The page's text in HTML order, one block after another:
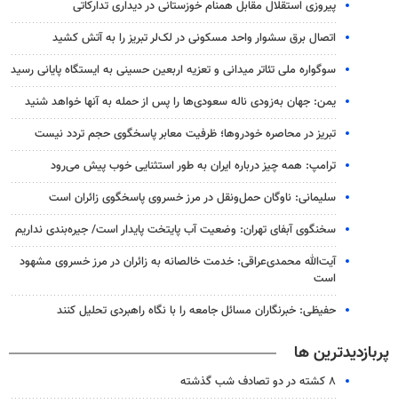
پیروزی استقلال مقابل همنام خوزستانی در دیداری تدارکاتی
اتصال برق سشوار واحد مسکونی در لک‌لر تبریز را به آتش کشید
سوگواره ملی تئاتر میدانی و تعزیه اربعین حسینی به ایستگاه پایانی رسید
یمن: جهان به‌زودی ناله سعودی‌ها را پس از حمله به آنها خواهد شنید
تبریز در محاصره خودروها؛ ظرفیت معابر پاسخگوی حجم تردد نیست
ترامپ: همه چیز درباره ایران به طور استثنایی خوب پیش می‌رود
سلیمانی: ناوگان حمل‌ونقل در مرز خسروی پاسخگوی زائران است
سخنگوی آبفای تهران: وضعیت آب پایتخت پایدار است/ جیره‌بندی نداریم
آیت‌الله محمدی‌عراقی: خدمت خالصانه به زائران در مرز خسروی مشهود
است
حفیظی: خبرنگاران مسائل جامعه را با نگاه راهبردی تحلیل کنند
پربازدیدترین ها
۸ کشته در دو تصادف شب گذشته